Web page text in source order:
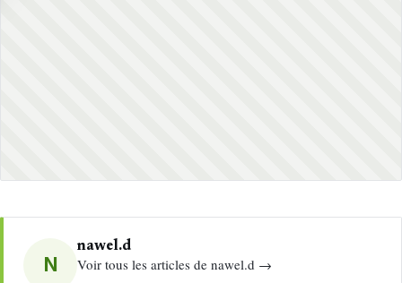
N
nawel.d
Voir tous les articles de nawel.d →